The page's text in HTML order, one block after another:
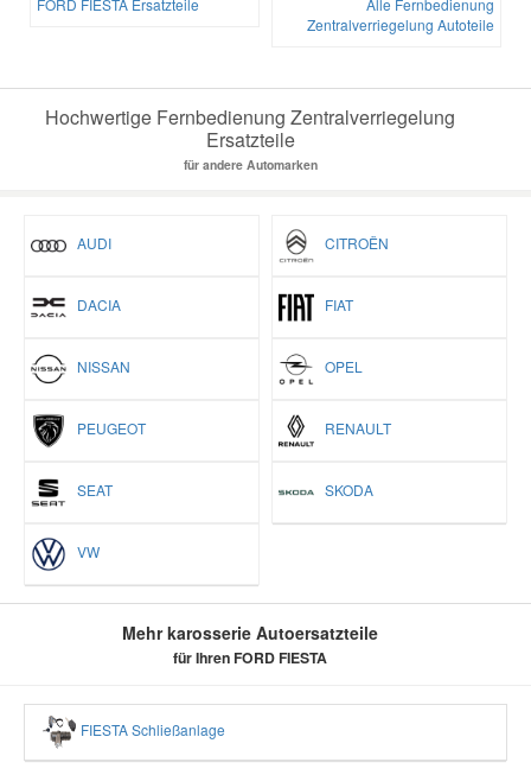
FORD FIESTA Ersatzteile
Alle Fernbedienung
Zentralverriegelung Autoteile
Hochwertige Fernbedienung Zentralverriegelung
Ersatzteile
für andere Automarken
AUDI CITROËN
DACIA FIAT
NISSAN OPEL
PEUGEOT RENAULT
SEAT SKODA
VW
Mehr karosserie Autoersatzteile
für Ihren FORD FIESTA
FIESTA Schließanlage